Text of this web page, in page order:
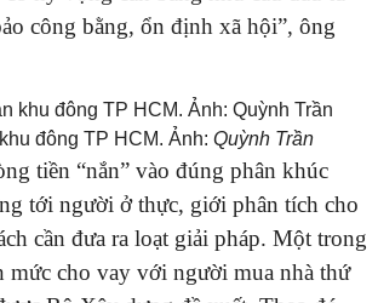
công bằng, ổn định xã hội”, ông
đông TP HCM. Ảnh: Quỳnh Trần
tiền “nắn” vào đúng phân khúc
tới người ở thực, giới phân tích cho
cần đưa ra loạt giải pháp. Một trong
mức cho vay với người mua nhà thứ